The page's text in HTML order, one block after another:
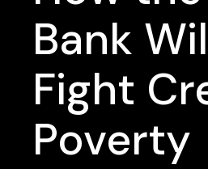
Bank
Fight
Poverty